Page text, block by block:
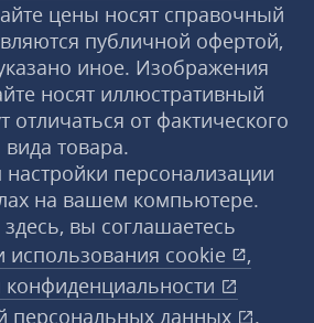
цены носят справочный
публичной офертой,
иное. Изображения
носят иллюстративный
отличаться от фактического
вида товара.
персонализации
на вашем компьютере.
вы соглашаетесь
использования cookie
,
персональных данных
.